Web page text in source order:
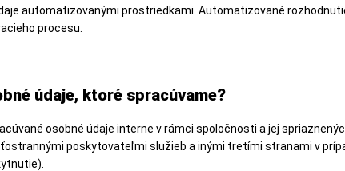
automatizovanými prostriedkami. Automatizované
procesu.
údaje, ktoré spracúvame?
osobné údaje interne v rámci spoločnosti a jej
poskytovateľmi služieb a inými tretími stranami v